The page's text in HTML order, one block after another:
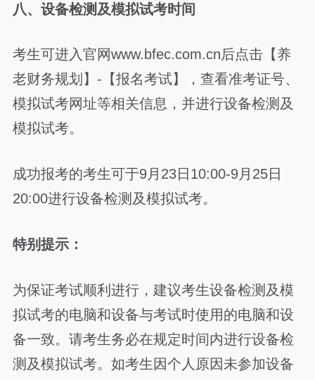
八、设备检测及模拟试考时间
考生可进入官网www.bfec.com.cn后点击【养
老财务规划】-【报名考试】，查看准考证号、
模拟试考网址等相关信息，并进行设备检测及
模拟试考。
成功报考的考生可于9月23日10:00-9月25日
20:00进行设备检测及模拟试考。
特别提示：
为保证考试顺利进行，建议考生设备检测及模
拟试考的电脑和设备与考试时使用的电脑和设
备一致。请考生务必在规定时间内进行设备检
测及模拟试考。如考生因个人原因未参加设备